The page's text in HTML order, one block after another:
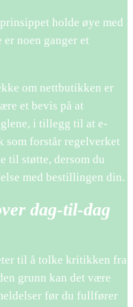
holde øye med
noen ganger et
om nettbutikken er
et bevis på at
i tillegg til at e-
som forstår regelverket
til støtte, dersom du
med bestillingen din.
dag-til-dag
til å tolke kritikken fra
grunn kan det være
før du fullfører